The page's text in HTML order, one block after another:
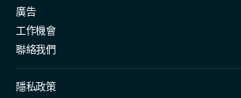
廣告
工作機會
聯絡我們
隱私政策